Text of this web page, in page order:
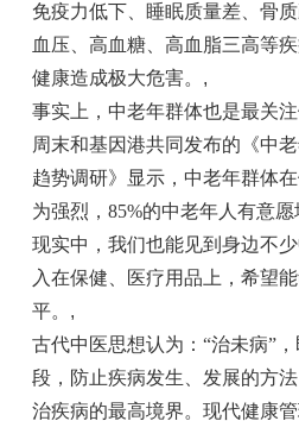
免疫力低下、睡眠质量差、骨
血压、高血糖、高血脂三高等
健康造成极大危害。 ,
事实上，中老年群体也是最关
周末和基因港共同发布的《中
趋势调研》显示，中老年群体
为强烈，85%的中老年人有意愿
现实中，我们也能见到身边不
入在保健、医疗用品上，希望
平。 ,
古代中医思想认为：“治未病”
段，防止疾病发生、发展的方
治疾病的最高境界。现代健康